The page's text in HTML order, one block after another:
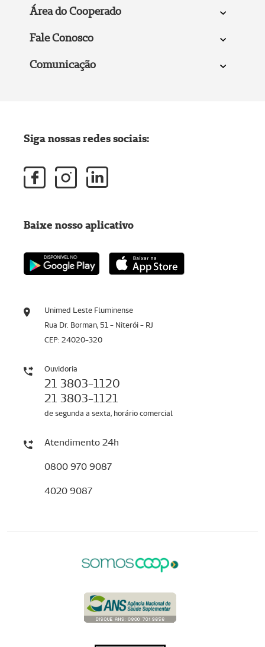
Área do Cooperado
Fale Conosco
Comunicação
Unimed Leste Fluminense
Rua Dr. Borman, 51 - Niterói - RJ
CEP: 24020-320
Ouvidoria
21 3803-1120
21 3803-1121
de segunda a sexta, horário comercial
Atendimento 24h
0800 970 9087
4020 9087
Siga nossas redes sociais:
Baixe nosso aplicativo